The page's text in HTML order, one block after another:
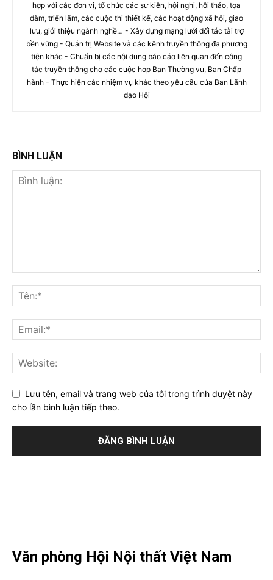
hợp với các đơn vị, tổ chức các sự kiện, hội nghị, hội thảo, tọa
đàm, triển lãm, các cuộc thi thiết kế, các hoạt động xã hội, giao
lưu, giới thiệu ngành nghề… - Xây dựng mạng lưới đối tác tài trợ
bền vững - Quản trị Website và các kênh truyền thông đa phương
tiện khác - Chuẩn bị các nội dung báo cáo liên quan đến công
tác truyền thông cho các cuộc họp Ban Thường vụ, Ban Chấp
hành - Thực hiện các nhiệm vụ khác theo yêu cầu của Ban Lãnh
đạo Hội
BÌNH LUẬN
Lưu tên, email và trang web của tôi trong trình duyệt này
cho lần bình luận tiếp theo.
Văn phòng Hội Nội thất Việt Nam